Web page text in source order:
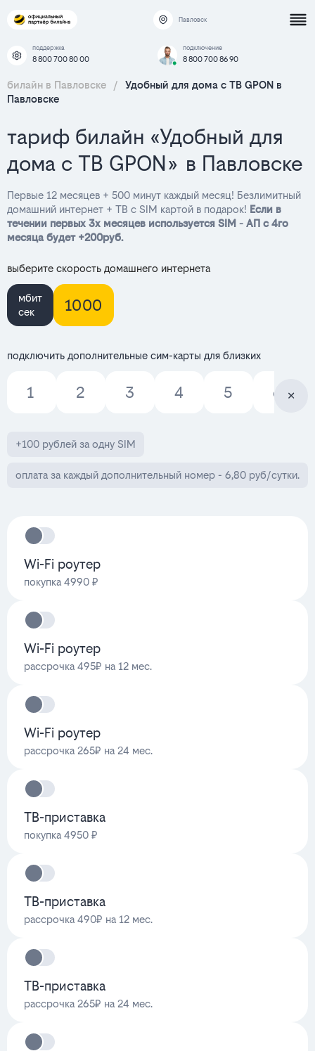
Павловск
поддержка
8 800 700 80 00
подключение
8 800 700 86 90
билайн в Павловске /
Удобный для дома с ТВ GPON в
Павловске
тариф билайн «Удобный для
дома с ТВ GPON» в Павловске
Первые 12 месяцев + 500 минут каждый месяц! Безлимитный
домашний интернет + ТВ с SIM картой в подарок! Если в
течении первых 3х месяцев используется SIM - АП с 4го
месяца будет +200руб.
выберите скорость домашнего интернета
мбит
сек
1000
подключить дополнительные сим-карты для близких
1 2 3 4 5 6
+100 рублей за одну SIM
оплата за каждый дополнительный номер - 6,80 руб/сутки.
Wi-Fi роутер
покупка 4990 ₽
Wi-Fi роутер
рассрочка 495₽ на 12 мес.
Wi-Fi роутер
рассрочка 265₽ на 24 мес.
ТВ-приставка
покупка 4950 ₽
ТВ-приставка
рассрочка 490₽ на 12 мес.
ТВ-приставка
рассрочка 265₽ на 24 мес.